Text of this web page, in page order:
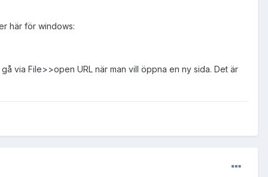
här för windows:
via File>>open URL när man vill öppna en ny sida. Det är